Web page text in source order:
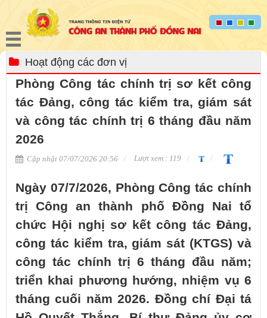
Hoạt động các đơn vị
Phòng Công tác chính trị sơ kết công
tác Đảng, công tác kiểm tra, giám sát
và công tác chính trị 6 tháng đầu năm
2026
Cập nhật 07/07/2026 20:56 Lượt xem : 119
Ngày 07/7/2026, Phòng Công tác chính
trị Công an thành phố Đồng Nai tổ
chức Hội nghị sơ kết công tác Đảng,
công tác kiểm tra, giám sát (KTGS) và
công tác chính trị 6 tháng đầu năm;
triển khai phương hướng, nhiệm vụ 6
tháng cuối năm 2026. Đồng chí Đại tá